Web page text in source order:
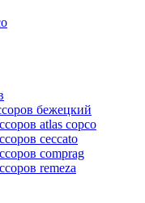
бежецкий
atlas copco
ceccato
comprag
remeza